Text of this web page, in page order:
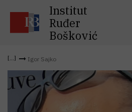
Institut
Ruđer
Bošković
Igor Sajko